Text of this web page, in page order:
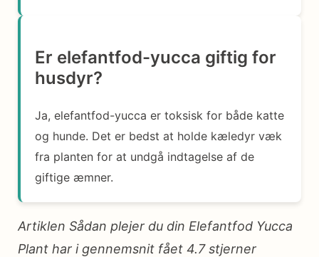
Er elefantfod-yucca giftig for
husdyr?
Ja, elefantfod-yucca er toksisk for både katte
og hunde. Det er bedst at holde kæledyr væk
fra planten for at undgå indtagelse af de
giftige æmner.
Artiklen Sådan plejer du din Elefantfod Yucca
Plant har i gennemsnit fået 4.7stjerner